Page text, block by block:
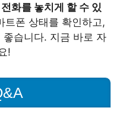
화를 놓치게 할 수 있
트폰 상태를 확인하고,
습니다. 지금 바로 자
!